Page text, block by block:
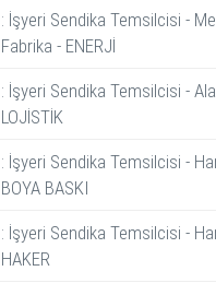
: İşyeri Sendika Temsilcisi -
Fabrika - ENERJİ
: İşyeri Sendika Temsilcisi -
LOJİSTİK
: İşyeri Sendika Temsilcisi -
BOYA BASKI
: İşyeri Sendika Temsilcisi -
HAKER